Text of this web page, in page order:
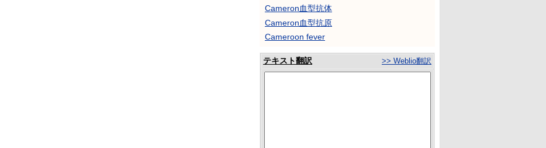
Cameron血型抗体
Cameron血型抗原
Cameroon fever
テキスト翻訳 >> Weblio翻訳